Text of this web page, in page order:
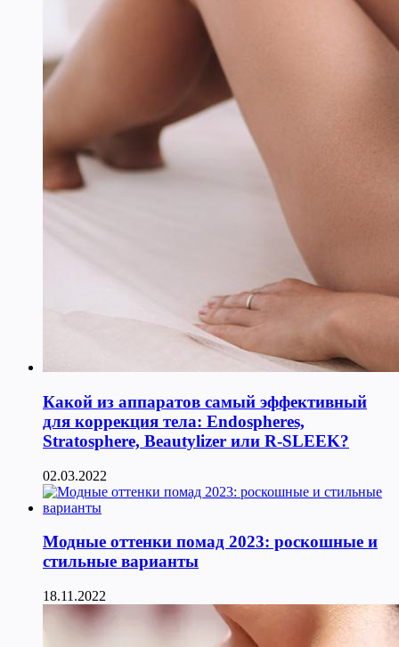
Какой из аппаратов самый эффективный
для коррекция тела: Endospheres,
Stratosphere, Beautylizer или R-SLEEK?
02.03.2022
Модные оттенки помад 2023: роскошные и
стильные варианты
18.11.2022